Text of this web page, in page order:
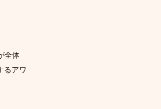
全体
るアワ